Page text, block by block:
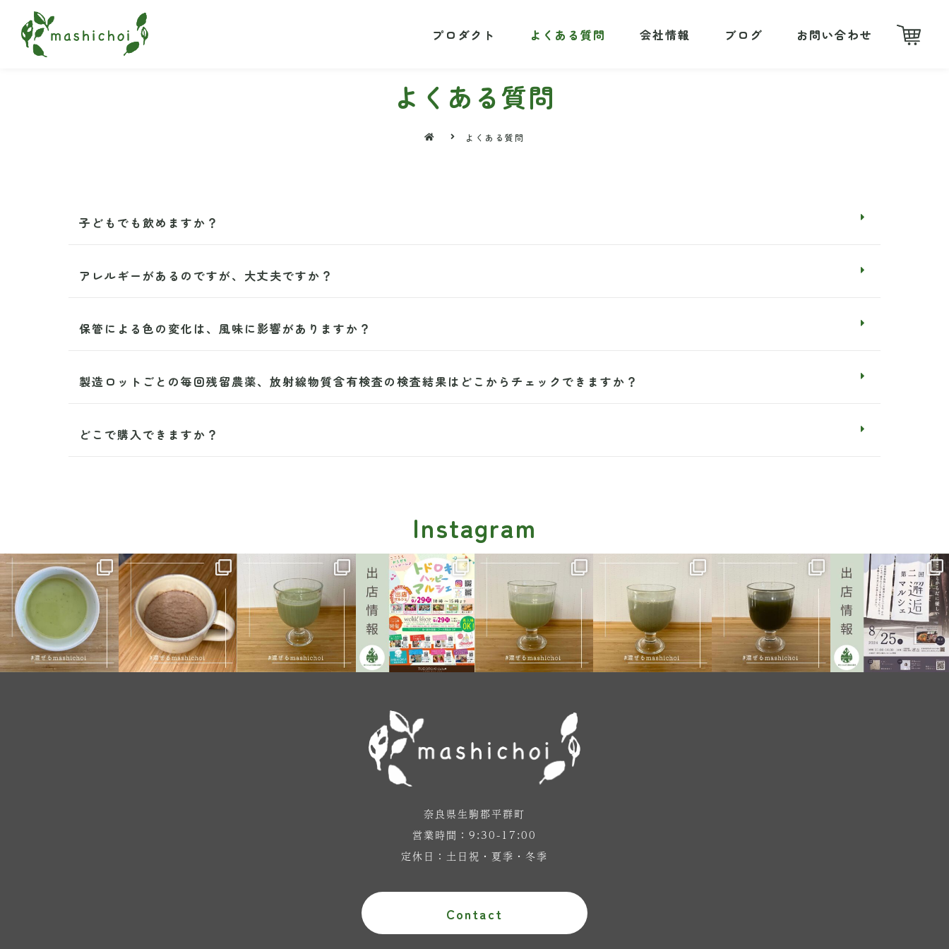
プロダクト よくある質問 会社情報 ブログ お問い合わせ
プロダクト よくある質問 会社情報 ブログ お問い合わせ
よくある質問
よくある質問
子どもでも飲めますか？
アレルギーがあるのですが、大丈夫ですか？
保管による色の変化は、風味に影響がありますか？
製造ロットごとの毎回残留農薬、放射線物質含有検査の検査結果はどこからチェックできますか？
どこで購入できますか？
Instagram
mashichoi0404
10月 3
mashichoi0404
10月 1
mashichoi0404
9月 29
mashichoi0404
9月 27
mashichoi0404
9月 16
mashichoi0404
9月 9
mashichoi0404
9月 7
mashichoi0404
8月 7
奈良県生駒郡平群町
営業時間：9:30-17:00
定休日：土日祝・夏季・冬季
Contact